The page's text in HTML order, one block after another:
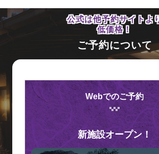
公式は他予約サイトよ
低価格！
ご予約について
Webでのご予約
新施設オープン！